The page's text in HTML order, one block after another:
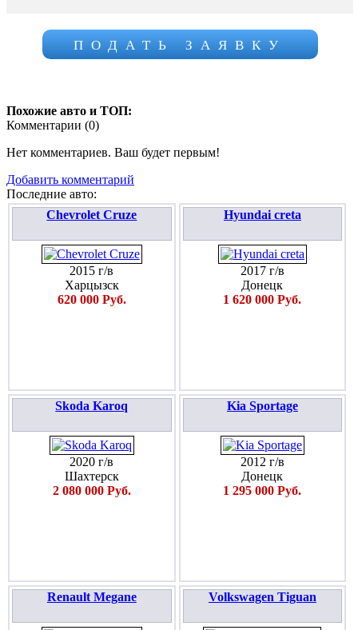
ПОДАТЬ ЗАЯВКУ
Похожие авто и ТОП:
Комментарии (0)
Нет комментариев. Ваш будет первым!
Добавить комментарий
Последние авто:
Chevrolet Cruze
2015 г/в
Харцызск
620 000 Руб.
Hyundai creta
2017 г/в
Донецк
1 620 000 Руб.
Skoda Karoq
2020 г/в
Шахтерск
2 080 000 Руб.
Kia Sportage
2012 г/в
Донецк
1 295 000 Руб.
Renault Megane Volkswagen Tiguan